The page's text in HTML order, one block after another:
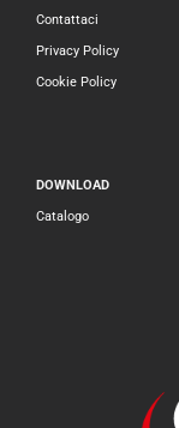
Contattaci
Privacy Policy
Cookie Policy
DOWNLOAD
Catalogo